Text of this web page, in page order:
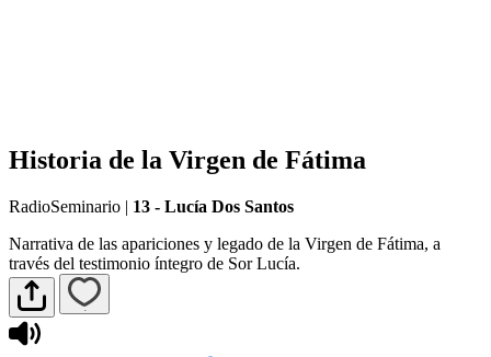
Historia de la Virgen de Fátima
RadioSeminario | 13 - Lucía Dos Santos
Narrativa de las apariciones y legado de la Virgen de Fátima, a
través del testimonio íntegro de Sor Lucía.